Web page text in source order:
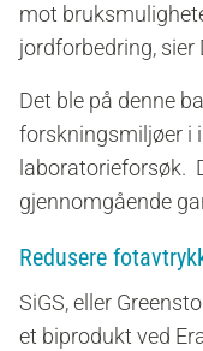
mot
jordforbedring, sier
Det ble på denne
forskningsmiljøer i
laboratorieforsøk.
gjennomgående
Redusere
SiGS, eller
et biprodukt ved